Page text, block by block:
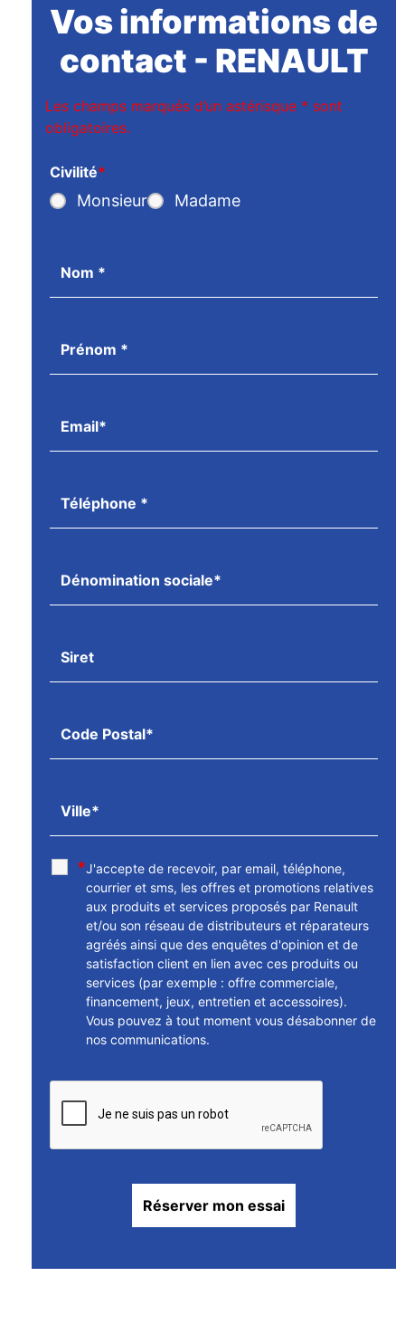
Vos informations de
contact - RENAULT
Les champs marqués d’un astérisque * sont
obligatoires.
Civilité*
Monsieur Madame
*J'accepte de recevoir, par email, téléphone,
courrier et sms, les offres et promotions relatives
aux produits et services proposés par Renault
et/ou son réseau de distributeurs et réparateurs
agréés ainsi que des enquêtes d'opinion et de
satisfaction client en lien avec ces produits ou
services (par exemple : offre commerciale,
financement, jeux, entretien et accessoires).
Vous pouvez à tout moment vous désabonner de
nos communications.